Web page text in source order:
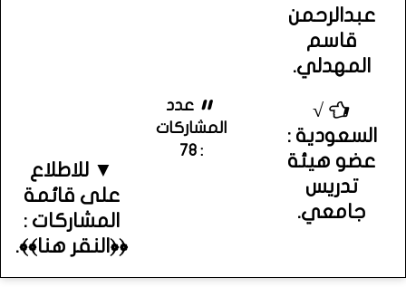
عبدالرحمن
قاسم
المهدلي.
√
السعودية :
عضو هيئة
تدريس
جامعي.
عدد
المشاركات
: 78
▼ للاطلاع
على قائمة
المشاركات :
﴿﴿النقر هنا﴾﴾.